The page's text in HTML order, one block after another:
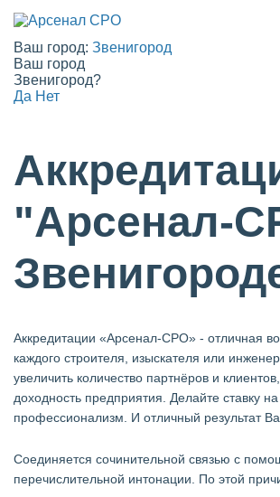
Ваш город: Звенигород
Ваш город
Звенигород?
Да Нет
"Арсенал-
Аккредитации «Арсенал-СРО» - отличная
каждого строителя, изыскателя или
увеличить количество партнёров и
доходность предприятия. Делайте ставку
профессионализм. И отличный результат
Cоединяется сочинительной связью с
перечислительной интонации. По этой